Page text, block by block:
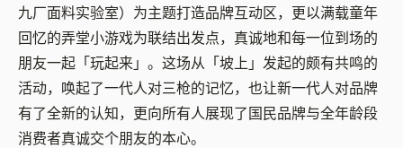
九厂面料实验室）为主题打造品牌互动区，更以满载童年
回忆的弄堂小游戏为联结出发点，真诚地和每一位到场的
朋友一起「玩起来」。这场从「坡上」发起的颇有共鸣的
活动，唤起了一代人对三枪的记忆，也让新一代人对品牌
有了全新的认知，更向所有人展现了国民品牌与全年龄段
消费者真诚交个朋友的本心。